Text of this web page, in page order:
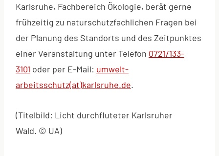
Karlsruhe, Fachbereich Ökologie, berät gerne
frühzeitig zu naturschutzfachlichen Fragen bei
der Planung des Standorts und des Zeitpunktes
einer Veranstaltung unter Telefon 0721/133-
3101 oder per E-Mail: umwelt-
arbeitsschutz(at)karlsruhe.de.
(Titelbild: Licht durchfluteter Karlsruher
Wald. © UA)